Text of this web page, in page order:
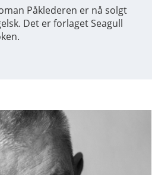
Påklederen er nå solgt
Det er forlaget Seagull